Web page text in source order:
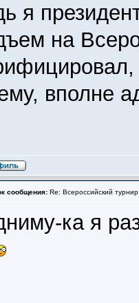
я
на
вполне
сообщения: Re: Всероссийский
ка я